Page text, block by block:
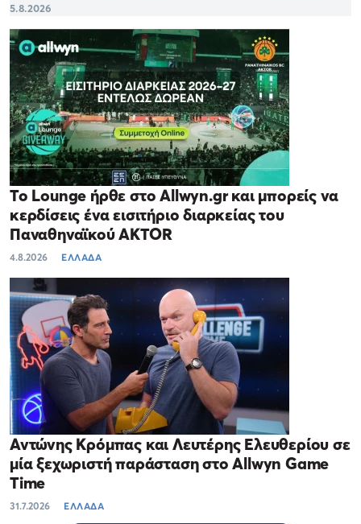
5.8.2026
Το Lounge ήρθε στο Allwyn.gr και μπορείς να
κερδίσεις ένα εισιτήριο διαρκείας του
Παναθηναϊκού AKTOR
4.8.2026 ΕΛΛΑΔΑ
Αντώνης Κρόμπας και Λευτέρης Ελευθερίου σε
μία ξεχωριστή παράσταση στο Allwyn Game
Time
31.7.2026 ΕΛΛΑΔΑ